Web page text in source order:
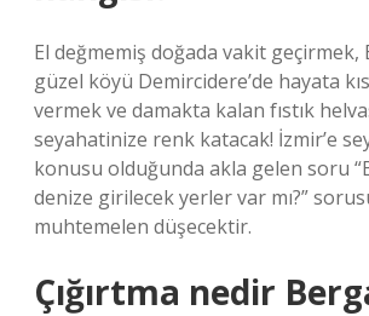
El değmemiş doğada vakit geçirmek,
güzel köyü Demircidere’de hayata
vermek ve damakta kalan fıstık
seyahatinize renk katacak! İzmir’e
konusu olduğunda akla gelen soru
denize girilecek yerler var mı?”
muhtemelen düşecektir.
Çığırtma nedir